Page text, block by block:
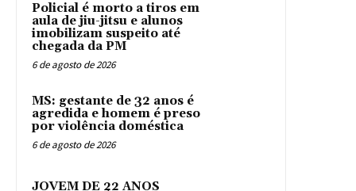
Policial é morto a tiros em
aula de jiu-jitsu e alunos
imobilizam suspeito até
chegada da PM
6 de agosto de 2026
MS: gestante de 32 anos é
agredida e homem é preso
por violência doméstica
6 de agosto de 2026
JOVEM DE 22 ANOS